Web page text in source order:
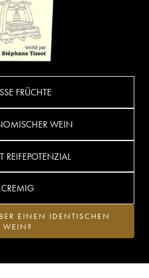
FRÜCHTE
WEIN
REIFEPOTENZIAL
CREMIG
EINEN IDENTISCHEN
WEIN?